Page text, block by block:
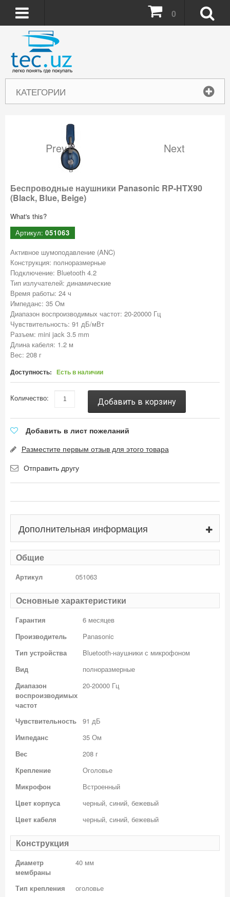
КАТЕГОРИИ
0
Prev Next
Беспроводные наушники Panasonic RP-HTX90
(Black, Blue, Beige)
What's this?
Артикул: 051063
Активное шумоподавление (ANC)
Конструкция: полноразмерные
Подключение: Bluetooth 4.2
Тип излучателей: динамические
Время работы: 24 ч
Импеданс: 35 Ом
Диапазон воспроизводимых частот: 20-20000 Гц
Чувствительность: 91 дБ/мВт
Разъем: mini jack 3.5 mm
Длина кабеля: 1.2 м
Вес: 208 г
Доступность: Есть в наличии
Количество: Добавить в корзину
Добавить в лист пожеланий
Разместите первым отзыв для этого товара
Отправить другу
Дополнительная информация
Общие
Артикул 051063
Основные характеристики
Гарантия
6 месяцев
Производитель
Panasonic
Тип устройства
Bluetooth-наушники с микрофоном
Вид
полноразмерные
Диапазон
воспроизводимых
частот
20-20000 Гц
Чувствительность
91 дБ
Импеданс
35 Ом
Вес
208 г
Крепление
Оголовье
Микрофон
Встроенный
Цвет корпуса
черный, синий, бежевый
Цвет кабеля
черный, синий, бежевый
Конструкция
Диаметр
мембраны
40 мм
Тип крепления
оголовье